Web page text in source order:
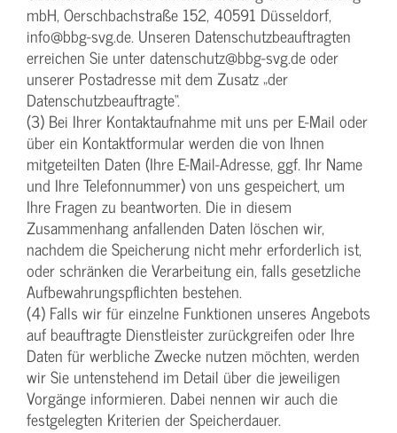
mbH, Oerschbachstraße 152, 40591 Düsseldorf,
info@bbg-svg.de. Unseren Datenschutzbeauftragten
erreichen Sie unter datenschutz@bbg-svg.de oder
unserer Postadresse mit dem Zusatz „der
Datenschutzbeauftragte“.
(3) Bei Ihrer Kontaktaufnahme mit uns per E-Mail oder
über ein Kontaktformular werden die von Ihnen
mitgeteilten Daten (Ihre E-Mail-Adresse, ggf. Ihr Name
und Ihre Telefonnummer) von uns gespeichert, um
Ihre Fragen zu beantworten. Die in diesem
Zusammenhang anfallenden Daten löschen wir,
nachdem die Speicherung nicht mehr erforderlich ist,
oder schränken die Verarbeitung ein, falls gesetzliche
Aufbewahrungspflichten bestehen.
(4) Falls wir für einzelne Funktionen unseres Angebots
auf beauftragte Dienstleister zurückgreifen oder Ihre
Daten für werbliche Zwecke nutzen möchten, werden
wir Sie untenstehend im Detail über die jeweiligen
Vorgänge informieren. Dabei nennen wir auch die
festgelegten Kriterien der Speicherdauer.